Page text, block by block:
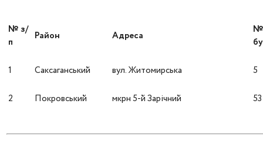
№ з/
п
Район Адреса
1 Саксаганський вул. Житомирська 5
2 Покровський мкрн 5-й Зарічний 53